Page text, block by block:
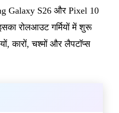
Galaxy S26 और Pixel 10
रोलआउट गर्मियों में शुरू
कारों, चश्मों और लैपटॉप्स